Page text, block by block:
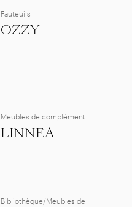
Fauteuils
OZZY
Meubles de complément
LINNEA
Bibliothèque/Meubles de